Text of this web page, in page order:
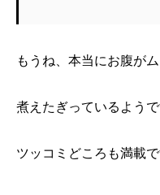
もうね、本当にお腹が
煮えたぎっているようで
ツッコミどころも満載で